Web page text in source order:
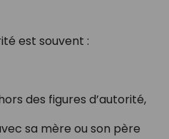
est souvent :
des figures d’autorité,
sa mère ou son père